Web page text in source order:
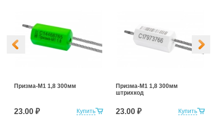
Купить
Призма-М1 1,8 300мм
23.00 ₽ Купить
Призма-М1 1,8 300мм
штрихкод
23.00 ₽